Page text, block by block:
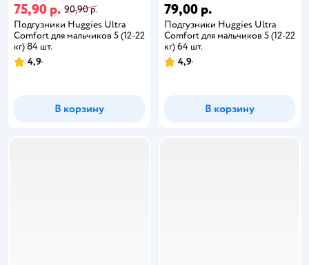
75,90 р. 90,90 р.
Подгузники Huggies Ultra
Comfort для мальчиков 5 (12-22
кг) 84 шт.
4,9
В корзину
79,00 р.
Подгузники Huggies Ultra
Comfort для мальчиков 5 (12-22
кг) 64 шт.
4,9
В корзину